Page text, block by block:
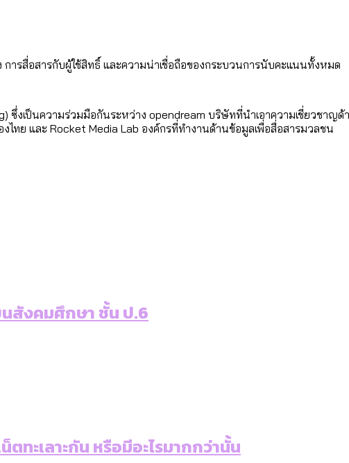
ของ กทม. ในยุคชัชชาติ ลงเขตไหน ทำอะไรบ้าง
ณ์แบบไหนสู่สายตาโลก
น Bangkok Index 2025
ฯ ผ่าน Bangkok Index 2025
ตายมากกว่าคนเกิด 18 เขตเป็นสังคมผู้สูงอายุระดับสุดยอด
ดิบ]
ข้อมูลดิบ]
ลดิบ]
การสื่อสารกับผู้ใช้สิทธิ์ และความน่าเชื่อถือของกระบวนการนับคะแนนทั้งหมด
ซึ่งเป็นความร่วมมือกันระหว่าง opendream บริษัทที่นำเอาความเชี่ยวชาญ
ไทย และ Rocket Media Lab องค์กรที่ทำงานด้านข้อมูลเพื่อสื่อสารมวลชน
สังคมศึกษา ชั้น ป.6
ทะเลาะกัน หรือมีอะไรมากกว่านั้น